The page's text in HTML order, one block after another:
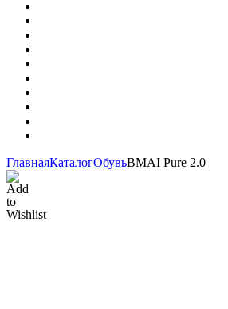
ГлавнаяКаталогОбувьBMAI Pure 2.0